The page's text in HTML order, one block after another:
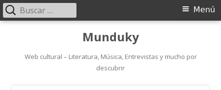
contenido
Munduky
Web cultural – Literatura, Música, Entrevistas y mucho por
descubrir
Menú
Menú
Buscar: